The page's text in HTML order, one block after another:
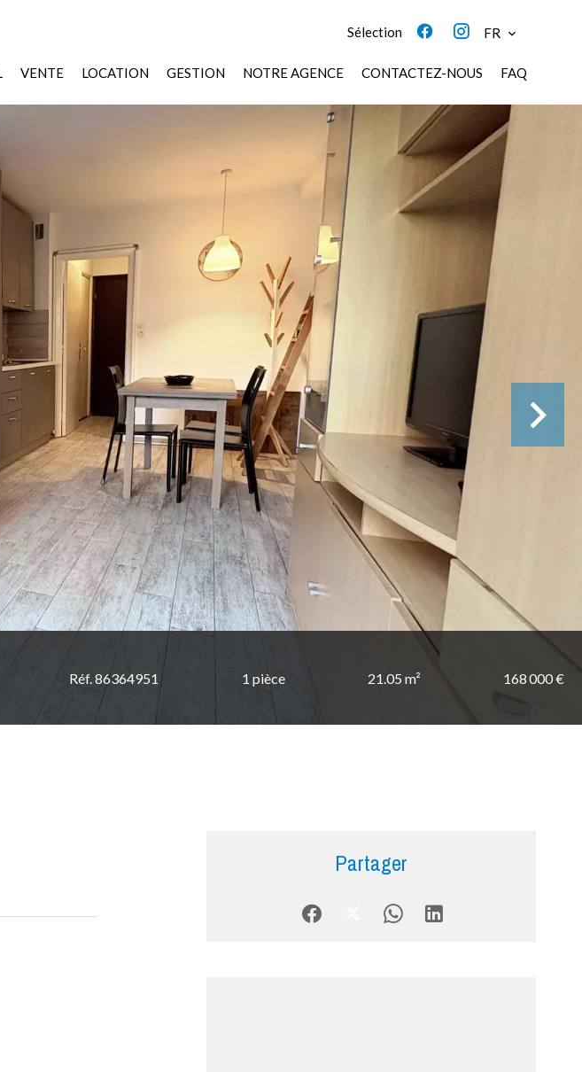
Sélection FR
VENTE LOCATION GESTION NOTRE AGENCE CONTACTEZ-NOUS FAQ
Réf. 86364951 1 pièce 21.05 m² 168 000 €
Partager